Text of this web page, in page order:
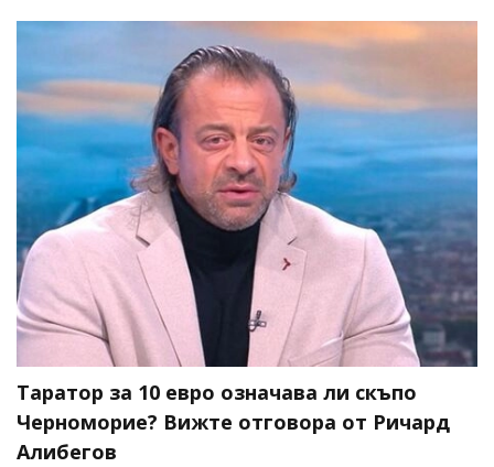
Таратор за 10 евро означава ли скъпо
Черноморие? Вижте отговора от Ричард
Алибегов